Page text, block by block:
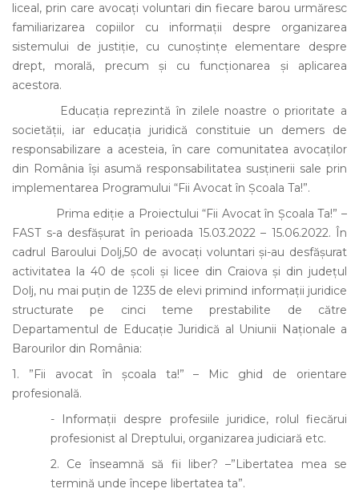
liceal, prin care avocați voluntari din fiecare barou urmăresc
familiarizarea copiilor cu informații despre organizarea
sistemului de justiție, cu cunoștințe elementare despre
drept, morală, precum și cu funcționarea și aplicarea
acestora.
Educația reprezintă în zilele noastre o prioritate a
societății, iar educația juridică constituie un demers de
responsabilizare a acesteia, în care comunitatea avocaților
din România își asumă responsabilitatea susținerii sale prin
implementarea Programului “Fii Avocat în Școala Ta!”.
Prima ediție a Proiectului “Fii Avocat în Școala Ta!” –
FAST s-a desfășurat în perioada 15.03.2022 – 15.06.2022. În
cadrul Baroului Dolj,50 de avocați voluntari și-au desfășurat
activitatea la 40 de școli și licee din Craiova și din județul
Dolj, nu mai puțin de 1235 de elevi primind informații juridice
structurate pe cinci teme prestabilite de către
Departamentul de Educație Juridică al Uniunii Naționale a
Barourilor din România:
1. ”Fii avocat în școala ta!” – Mic ghid de orientare
profesională.
- Informații despre profesiile juridice, rolul fiecărui
profesionist al Dreptului, organizarea judiciară etc.
2. Ce înseamnă să fii liber? –”Libertatea mea se
termină unde începe libertatea ta”.